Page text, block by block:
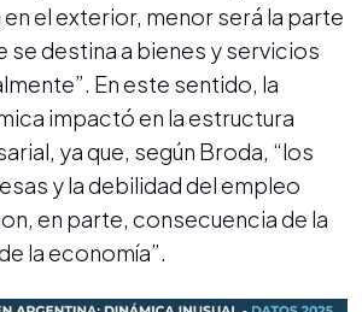
el exterior, menor será la parte
se destina a bienes y servicios
En este sentido, la
impactó en la estructura
ya que, según Broda, “los
y la debilidad del empleo
en parte, consecuencia de la
la economía”.